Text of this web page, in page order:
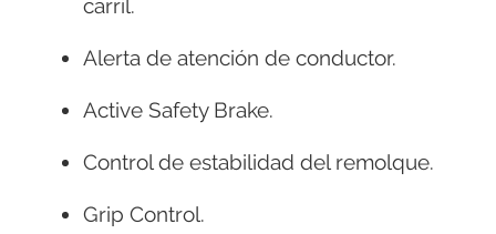
carril.
Alerta de atención de conductor.
Active Safety Brake.
Control de estabilidad del remolque.
Grip Control.